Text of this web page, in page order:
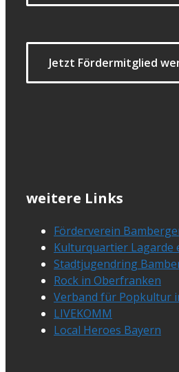
Jetzt Fördermitglied
weitere Links
Förderverein
Kulturquartier Lagarde
Stadtjugendring
Rock in Oberfranken
Verband für Popkultur
LIVEKOMM
Local Heroes Bayern